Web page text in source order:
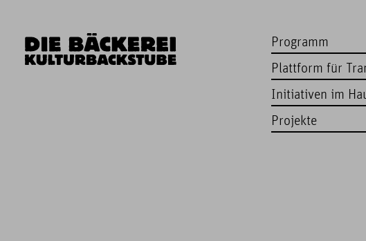
Programm
Plattform für
Initiativen im
Projekte